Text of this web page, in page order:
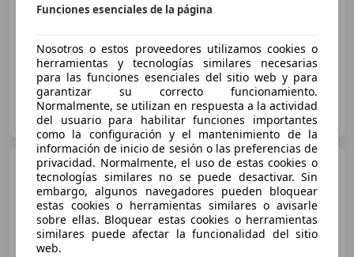
05/2021 52.135 km
Electro/Gasolina
TOYOTA ARTAL - LEXUS ZARAGOZA
ES-50013 ZARAGOZA
Toyota Corolla1.8 125H
STYLE E-CVT
€ 17.995 1
Funciones esenciales de la página
Nosotros o estos proveedores utilizamos cookies o
herramientas y tecnologías similares necesarias
para las funciones esenciales del sitio web y para
garantizar su correcto funcionamiento.
Normalmente, se utilizan en respuesta a la actividad
del usuario para habilitar funciones importantes
como la configuración y el mantenimiento de la
información de inicio de sesión o las preferencias de
privacidad. Normalmente, el uso de estas cookies o
tecnologías similares no se puede desactivar. Sin
embargo, algunos navegadores pueden bloquear
estas cookies o herramientas similares o avisarle
sobre ellas. Bloquear estas cookies o herramientas
similares puede afectar la funcionalidad del sitio
web.